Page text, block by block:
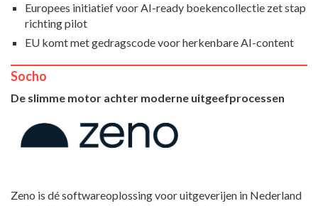
Europees initiatief voor AI-ready boekencollectie zet stap
richting pilot
EU komt met gedragscode voor herkenbare AI-content
Socho
De slimme motor achter moderne uitgeefprocessen
Zeno is dé softwareoplossing voor uitgeverijen in Nederland